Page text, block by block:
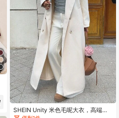
SHEIN Unity 米色毛呢大衣，高端欧